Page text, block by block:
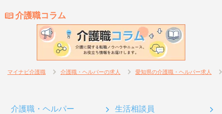
介護職コラム
マイナビ介護職 介護職・ヘルパーの求人 愛知県の介護職・ヘルパー求人
介護職・ヘルパー 生活相談員